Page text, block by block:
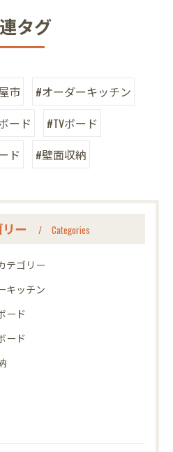
タグ
市
#オーダーキッチン
ード
#TVボード
ド
#壁面収納
ー Categories
テゴリー
キッチン
ード
ード